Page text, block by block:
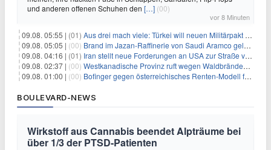
und anderen offenen Schuhen den […] (00)
vor 8 Minuten
09.08. 05:55 | (01) Aus drei mach viele: Türkei will neuen Militärpakt erweitern
09.08. 05:05 | (00) Brand im Jazan-Raffinerie von Saudi Aramco gelöscht: Auswirkungen auf die Energiemärkte
09.08. 04:16 | (01) Iran stellt neue Forderungen an USA zur Straße von Hormus
09.08. 02:37 | (00) Westkanadische Provinz ruft wegen Waldbränden Notstand aus
09.08. 01:00 | (00) Bofinger gegen österreichisches Renten-Modell für Schwerarbeiter
BOULEVARD-NEWS
Wirkstoff aus Cannabis beendet Alpträume bei
über 1/3 der PTSD-Patienten